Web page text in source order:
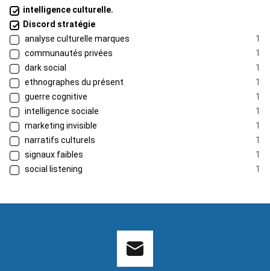
intelligence culturelle.
Discord stratégie
analyse culturelle marques
1
communautés privées
1
dark social
1
ethnographes du présent
1
guerre cognitive
1
intelligence sociale
1
marketing invisible
1
narratifs culturels
1
signaux faibles
1
social listening
1